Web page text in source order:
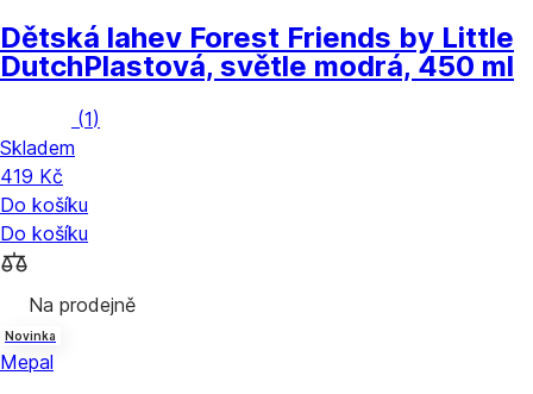
Dětská lahev Forest Friends by Little
DutchPlastová, světle modrá, 450 ml
(1)
Skladem
419 Kč
Do košíku
Do košíku
Na prodejně
Novinka
Mepal